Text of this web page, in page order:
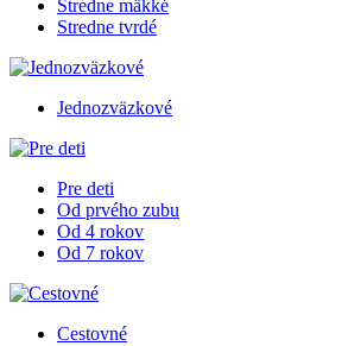
Stredne mäkké
Stredne tvrdé
Jednozväzkové
Pre deti
Od prvého zubu
Od 4 rokov
Od 7 rokov
Cestovné